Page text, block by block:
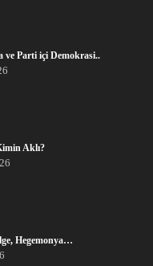
Parti içi Demokrasi..
Aklı?
Hegemonya…